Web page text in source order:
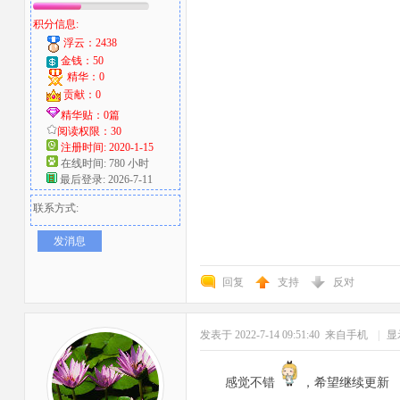
积分信息:
浮云：2438
金钱：50
精华：0
贡献：0
精华贴：0篇
阅读权限：30
注册时间: 2020-1-15
在线时间: 780 小时
最后登录: 2026-7-11
联系方式:
发消息
回复 支持 反对
发表于 2022-7-14 09:51:40 来自手机 显
感觉不错 ，希望继续更新